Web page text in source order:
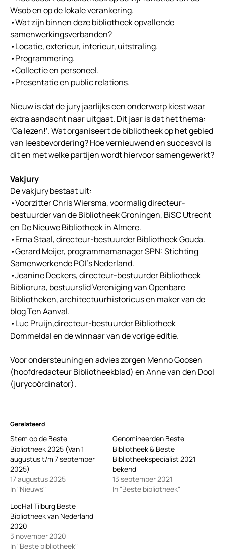
Wsob en op de lokale verankering.
•Wat zijn binnen deze bibliotheek opvallende
samenwerkingsverbanden?
•Locatie, exterieur, interieur, uitstraling.
•Programmering.
•Collectie en personeel.
•Presentatie en public relations.
Nieuw is dat de jury jaarlijks een onderwerp kiest waar
extra aandacht naar uitgaat. Dit jaar is dat het thema:
‘Ga lezen!’. Wat organiseert de bibliotheek op het gebied
van leesbevordering? Hoe vernieuwend en succesvol is
dit en met welke partijen wordt hiervoor samengewerkt?
Vakjury
De vakjury bestaat uit:
•Voorzitter Chris Wiersma, voormalig directeur-
bestuurder van de Bibliotheek Groningen, BiSC Utrecht
en De Nieuwe Bibliotheek in Almere.
•Erna Staal, directeur-bestuurder Bibliotheek Gouda.
•Gerard Meijer, programmamanager SPN: Stichting
Samenwerkende POI’s Nederland.
•Jeanine Deckers, directeur-bestuurder Bibliotheek
Bibliorura, bestuurslid Vereniging van Openbare
Bibliotheken, architectuurhistoricus en maker van de
blog Ten Aanval.
•Luc Pruijn,directeur-bestuurder Bibliotheek
Dommeldal en de winnaar van de vorige editie.
Voor ondersteuning en advies zorgen Menno Goosen
(hoofdredacteur Bibliotheekblad) en Anne van den Dool
(jurycoördinator).
Gerelateerd
Stem op de Beste
Bibliotheek 2025 (Van 1
augustus t/m 7 september
2025)
17 augustus 2025
In "Nieuws"
Genomineerden Beste
Bibliotheek & Beste
Bibliotheekspecialist 2021
bekend
13 september 2021
In "Beste bibliotheek"
LocHal Tilburg Beste
Bibliotheek van Nederland
2020
3 november 2020
In "Beste bibliotheek"